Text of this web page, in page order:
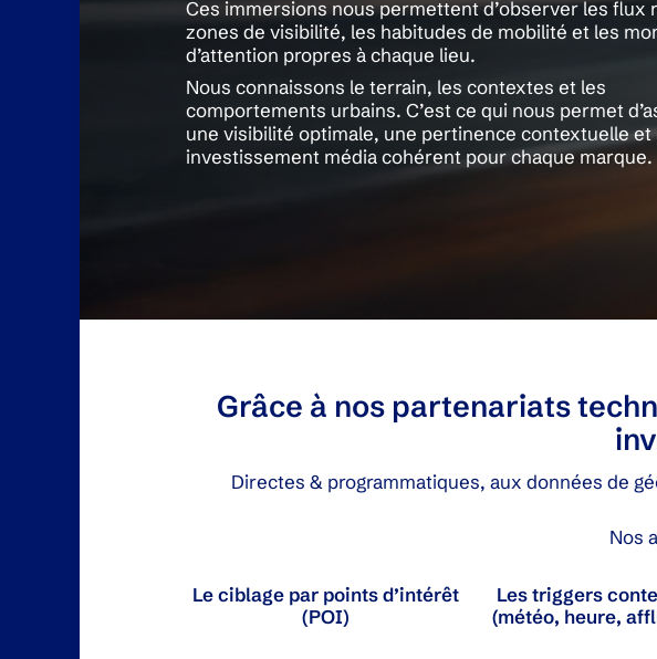
Ces immersions nous permettent d’observer les flux
zones de visibilité, les habitudes de mobilité et les
d’attention propres à chaque lieu.
Nous connaissons le terrain, les contextes et les
comportements urbains. C’est ce qui nous permet
une visibilité optimale, une pertinence contextuelle et
investissement média cohérent pour chaque marque.
Grâce à nos partenariats
Directes & programmatiques, aux données de
Nos
Le ciblage par points d’intérêt
(POI)
Les triggers
(météo, heure,